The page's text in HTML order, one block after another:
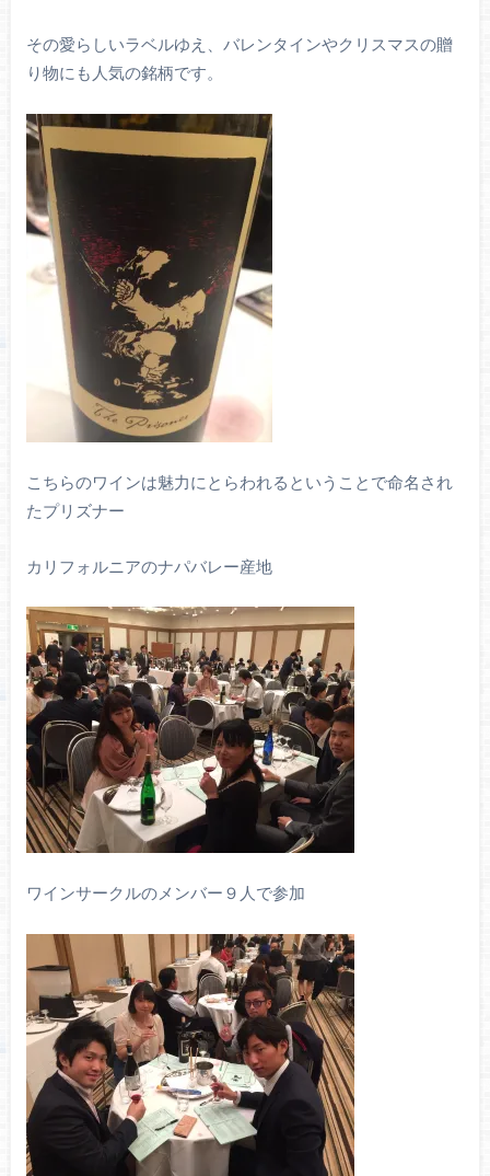
その愛らしいラベルゆえ、バレンタインやクリスマスの贈
り物にも人気の銘柄です。
こちらのワインは魅力にとらわれるということで命名され
たプリズナー
カリフォルニアのナパバレー産地
ワインサークルのメンバー９人で参加